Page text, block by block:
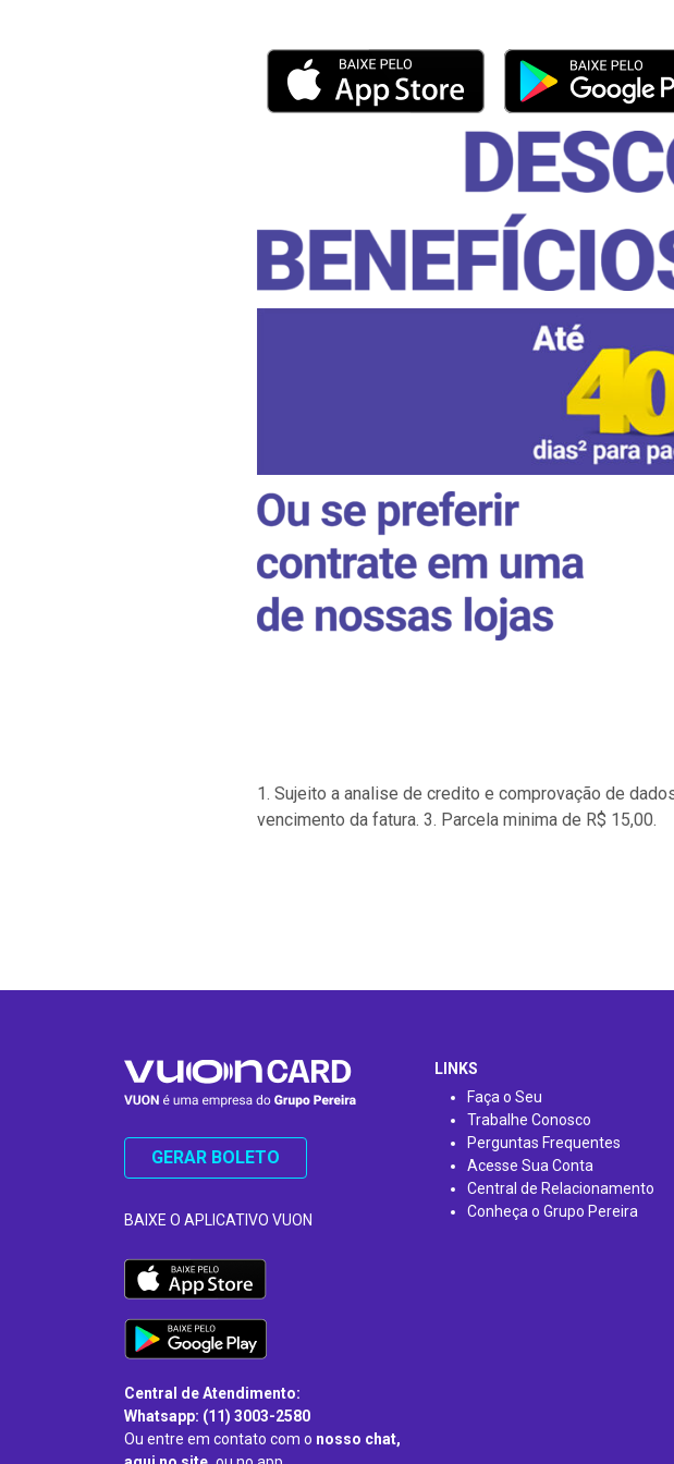
1. Sujeito a analise de credito e comprovação de
vencimento da fatura. 3. Parcela minima de R$ 15,00.
GERAR BOLETO
BAIXE O APLICATIVO VUON
Central de Atendimento:
Whatsapp: (11) 3003-2580
Ou entre em contato com o nosso chat,
LINKS
Faça o Seu
Trabalhe Conosco
Perguntas Frequentes
Acesse Sua Conta
Central de Relacionamento
Conheça o Grupo Pereira